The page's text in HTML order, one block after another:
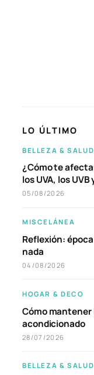
LO ÚLTIMO
BELLEZA & SALUD
¿Cómo te
los UVA, los
05/08/2026
MISCELÁNEA
Reflexión:
nada
04/08/2026
HOGAR & DECO
Cómo mantener
acondicionado
28/07/2026
BELLEZA & SALUD